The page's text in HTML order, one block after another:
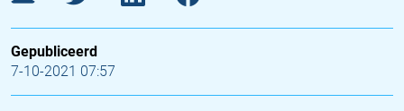
Gepubliceerd
7-10-2021 07:57